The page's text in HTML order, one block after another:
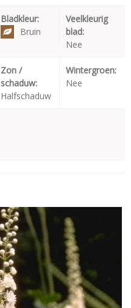
Bladkleur:
Bruin
Veelkleurig
blad:
Nee
Zon /
schaduw:
Halfschaduw
Wintergroen:
Nee